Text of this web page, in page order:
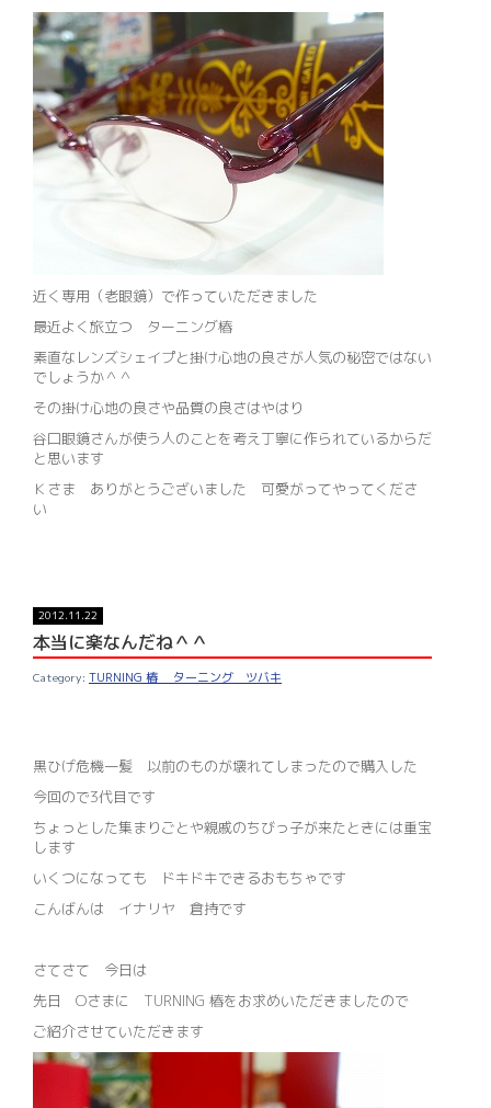
近く専用（老眼鏡）で作っていただきました
最近よく旅立つ ターニング椿
素直なレンズシェイプと掛け心地の良さが人気の秘密ではない
でしょうか＾＾
その掛け心地の良さや品質の良さはやはり
谷口眼鏡さんが使う人のことを考え丁寧に作られているからだ
と思います
Ｋさま ありがとうございました 可愛がってやってくださ
い
2012.11.22
TURNING 椿 ターニング ツバキ
本当に楽なんだね＾＾
黒ひげ危機一髪 以前のものが壊れてしまったので購入した
今回ので3代目です
ちょっとした集まりごとや親戚のちびっ子が来たときには重宝
します
いくつになっても ドキドキできるおもちゃです
こんばんは イナリヤ 倉持です
さてさて 今日は
先日 Oさまに TURNING 椿をお求めいただきましたので
ご紹介させていただきます